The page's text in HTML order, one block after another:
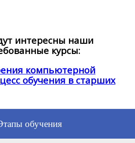
интересны наши
курсы:
компьютерной
обучения в старших
обучения